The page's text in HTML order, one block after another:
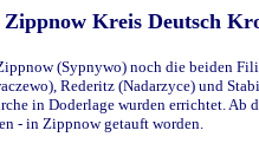
Kreis Deutsch
(Sypnywo) noch die beiden
Rederitz (Nadarzyce) und
in Doderlage wurden errichtet. Ab
- in Zippnow getauft worden.